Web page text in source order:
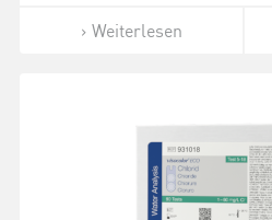
Weiterlesen